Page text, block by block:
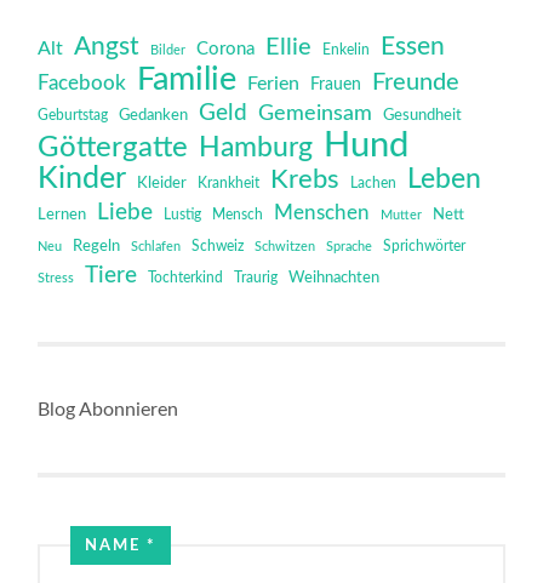
Alt Angst Bilder Corona Ellie Enkelin Essen
Facebook Familie Ferien Frauen Freunde
Geburtstag Gedanken Geld Gemeinsam Gesundheit
Göttergatte Hamburg Hund
Kinder Kleider Krankheit Krebs Lachen Leben
Lernen Liebe Lustig Mensch Menschen Mutter Nett
Neu Regeln Schlafen Schweiz Schwitzen Sprache Sprichwörter
Stress Tiere Tochterkind Traurig Weihnachten
Blog Abonnieren
Name
Email
NAME*